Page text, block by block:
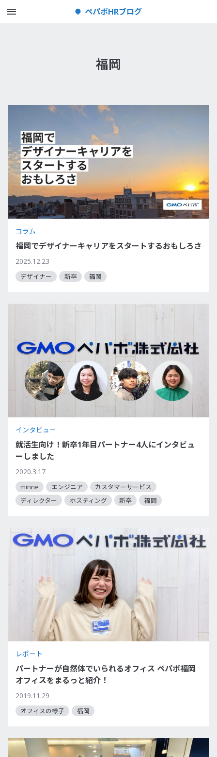
ペパボHRブログ
福岡
コラム
福岡でデザイナーキャリアをスタートするおもしろさ
2025.12.23
デザイナー 新卒 福岡
インタビュー
就活生向け！新卒1年目パートナー4人にインタビュ
ーしました
2020.3.17
minne エンジニア
カスタマーサービス
ディレクター
ホスティング 新卒 福岡
レポート
パートナーが自然体でいられるオフィス ペパボ福岡
オフィスをまるっと紹介！
2019.11.29
オフィスの様子 福岡